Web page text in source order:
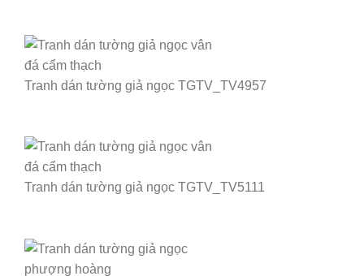
Tranh dán tường giả ngọc TGTV_TV4957
Tranh dán tường giả ngọc TGTV_TV5111